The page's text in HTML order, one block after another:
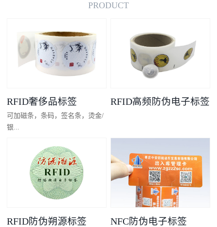
PRODUCT
RFID奢侈品标签
可加磁条，条码，签名条，烫金/
银...
凸码，金/银底
RFID高频防伪电子标签
RFID防伪朔源标签 NFC防伪电子标签